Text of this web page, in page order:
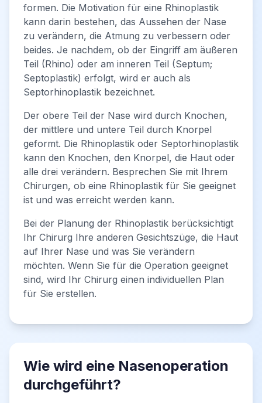
formen. Die Motivation für eine Rhinoplastik
kann darin bestehen, das Aussehen der Nase
zu verändern, die Atmung zu verbessern oder
beides. Je nachdem, ob der Eingriff am äußeren
Teil (Rhino) oder am inneren Teil (Septum;
Septoplastik) erfolgt, wird er auch als
Septorhinoplastik bezeichnet.
Der obere Teil der Nase wird durch Knochen,
der mittlere und untere Teil durch Knorpel
geformt. Die Rhinoplastik oder Septorhinoplastik
kann den Knochen, den Knorpel, die Haut oder
alle drei verändern. Besprechen Sie mit Ihrem
Chirurgen, ob eine Rhinoplastik für Sie geeignet
ist und was erreicht werden kann.
Bei der Planung der Rhinoplastik berücksichtigt
Ihr Chirurg Ihre anderen Gesichtszüge, die Haut
auf Ihrer Nase und was Sie verändern
möchten. Wenn Sie für die Operation geeignet
sind, wird Ihr Chirurg einen individuellen Plan
für Sie erstellen.
Wie wird eine Nasenoperation
durchgeführt?